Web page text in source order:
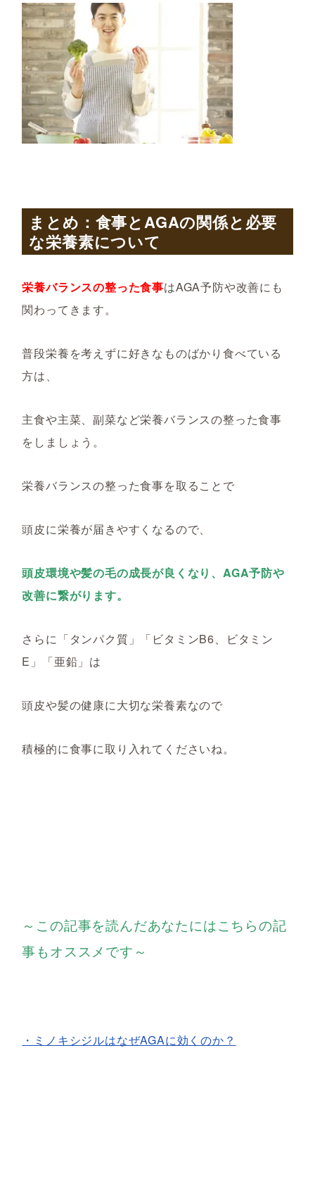
まとめ： 食事とAGAの関係と必要
な栄養素について
栄養バランスの整った食事はAGA予防や改善にも
関わってきます。
普段栄養を考えずに好きなものばかり食べている
方は、
主食や主菜、副菜など栄養バランスの整った食事
をしましょう。
栄養バランスの整った食事を取ることで
頭皮に栄養が届きやすくなるので、
頭皮環境や髪の毛の成長が良くなり、AGA予防や
改善に繋がります。
さらに「タンパク質」「ビタミンB6、ビタミン
E」「亜鉛」は
頭皮や髪の健康に大切な栄養素なので
積極的に食事に取り入れてくださいね。
～この記事を読んだあなたにはこちらの記
事もオススメです～
・ミノキシジルはなぜAGAに効くのか？